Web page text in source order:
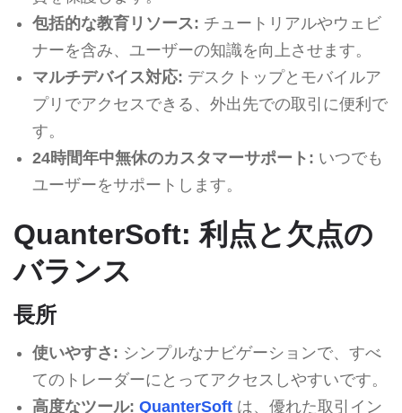
包括的な教育リソース: チュートリアルやウェビ
ナーを含み、ユーザーの知識を向上させます。
マルチデバイス対応: デスクトップとモバイルア
プリでアクセスできる、外出先での取引に便利で
す。
24時間年中無休のカスタマーサポート: いつでも
ユーザーをサポートします。
QuanterSoft: 利点と欠点の
バランス
長所
使いやすさ: シンプルなナビゲーションで、すべ
てのトレーダーにとってアクセスしやすいです。
高度なツール: QuanterSoftは、優れた取引イン